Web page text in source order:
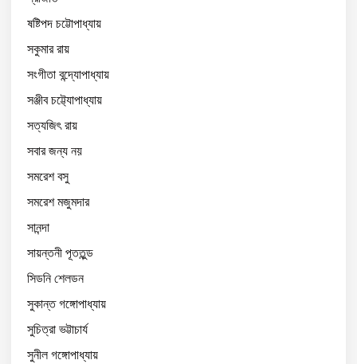
ষষ্টিপদ চট্টোপাধ্যায়
সকুমার রায়
সংগীতা বন্দ্যোপাধ্যায়
সঞ্জীব চট্ট্যোপাধ্যায়
সত্যজিৎ রায়
সবার জন্য নয়
সমরেশ বসু
সমরেশ মজুমদার
সানন্দা
সায়ন্তনী পূততুন্ড
সিডনি শেলডন
সুকান্ত গঙ্গোপাধ্যায়
সুচিত্রা ভট্টাচার্য
সুনীল গঙ্গোপাধ্যায়